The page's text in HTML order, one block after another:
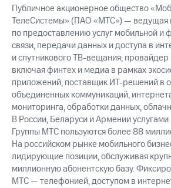
На главную
Публичное акционерное общество
ТелеСистемы» (ПАО «МТС») — ведущая
по предоставлению услуг мобильной и
связи, передачи данных и доступа в
и спутникового ТВ-вещания;
включая финтех и медиа в рамках
приложений; поставщик ИТ-решений в
объединенных коммуникаций,
мониторинга, обработки данных,
В России, Беларуси и Армении
Группы МТС пользуются более 88
На российском рынке мобильного
лидирующие позиции, обслуживая
миллионную абонентскую базу.
МТС — телефонией, доступом в